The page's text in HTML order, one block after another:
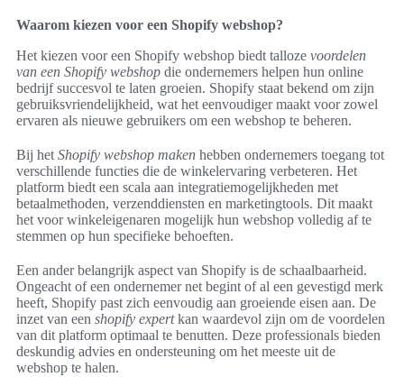
Waarom kiezen voor een Shopify webshop?
Het kiezen voor een Shopify webshop biedt talloze voordelen
van een Shopify webshop die ondernemers helpen hun online
bedrijf succesvol te laten groeien. Shopify staat bekend om zijn
gebruiksvriendelijkheid, wat het eenvoudiger maakt voor zowel
ervaren als nieuwe gebruikers om een webshop te beheren.
Bij het Shopify webshop maken hebben ondernemers toegang tot
verschillende functies die de winkelervaring verbeteren. Het
platform biedt een scala aan integratiemogelijkheden met
betaalmethoden, verzenddiensten en marketingtools. Dit maakt
het voor winkeleigenaren mogelijk hun webshop volledig af te
stemmen op hun specifieke behoeften.
Een ander belangrijk aspect van Shopify is de schaalbaarheid.
Ongeacht of een ondernemer net begint of al een gevestigd merk
heeft, Shopify past zich eenvoudig aan groeiende eisen aan. De
inzet van een shopify expertkan waardevol zijn om de voordelen
van dit platform optimaal te benutten. Deze professionals bieden
deskundig advies en ondersteuning om het meeste uit de
webshop te halen.